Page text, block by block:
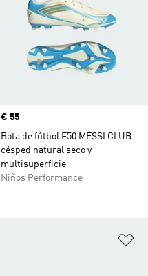
Precio
€ 55
Bota de fútbol F50 MESSI CLUB
césped natural seco y
multisuperficie
Niños Performance